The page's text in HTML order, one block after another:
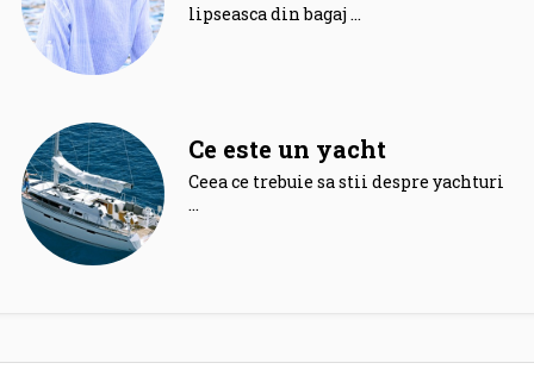
lipseasca din bagaj …
Ce este un yacht
Ceea ce trebuie sa stii despre yachturi.
…